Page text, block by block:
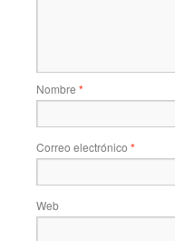
Nombre *
Correo electrónico *
Web